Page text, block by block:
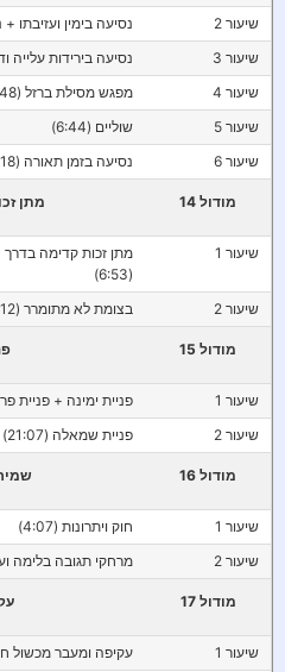
שיעור 2
נסיעה בימין ועזיבתו +
שיעור 3
נסיעה בירידות עלייה
שיעור 4
מפגש מסילת ברזל (4:48)
שיעור 5
שוליים (6:44)
שיעור 6
נסיעה בזמן תאורה (6:18)
מודול 14 מתן
שיעור 1
מתן זכות קדימה
(6:53)
שיעור 2
בצומת לא מתומרר (22:12)
מודול 15
שיעור 1
פניית ימינה + פניית פרסה
שיעור 2
פניית שמאלה (21:07)
מודול 16
שיעור 1
חוק ויתרונות (4:07)
שיעור 2
מרחקי תגובה בלימה
מודול 17
שיעור 1
עקיפה ומעבר מכשול חלק 1